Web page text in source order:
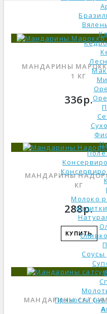
Молоко
Соусы
Пряности
МАНДАРИНЫ
1 КГ
336р.
МАНДАРИНЫ
КГ
288р.
КУПИТЬ
МАНДАРИНЫ